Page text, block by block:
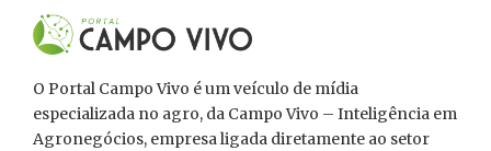
O Portal Campo Vivo é um veículo de mídia
especializada no agro, da Campo Vivo – Inteligência em
Agronegócios, empresa ligada diretamente ao setor